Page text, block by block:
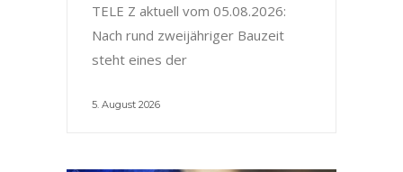
TELE Z aktuell vom 05.08.2026:
Nach rund zweijähriger Bauzeit
steht eines der
5. August 2026